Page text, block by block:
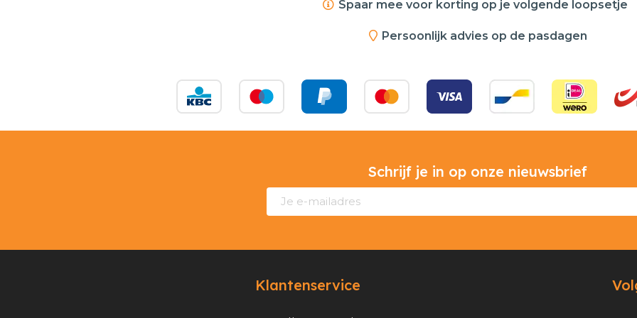
Spaar mee voor korting op je volgende loopsetje
Persoonlijk advies op de pasdagen
Schrijf je in op onze nieuwsbrief
Klantenservice